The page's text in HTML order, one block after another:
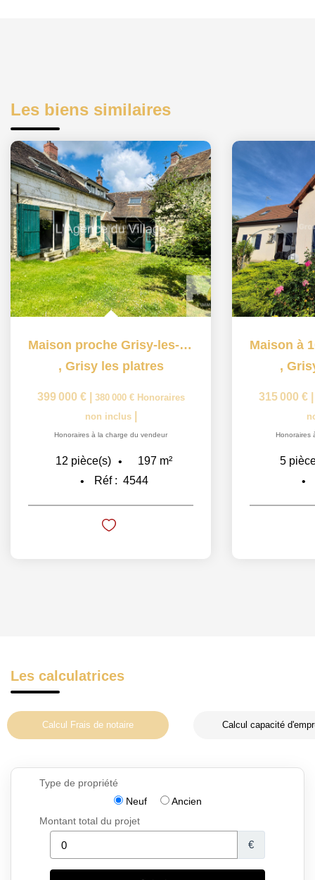
Les biens similaires
Maison proche Grisy-les-Plâtres 12 pièce(s) 197 m2
, Grisy les platres
399 000 € 380 000 € Honoraires
non inclus
Honoraires à la charge du vendeur
12 pièce(s) 197 m²
Réf : 4544
,
315 000 €
Honoraires
5
Les calculatrices
Calcul Frais de notaire Calcul capacité